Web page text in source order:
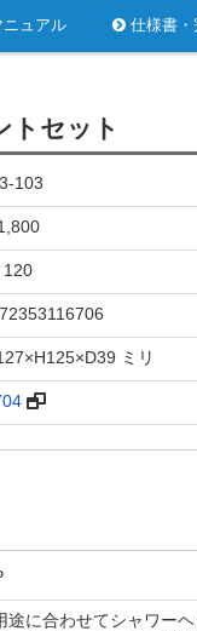
ニュアル 仕様書
トセット
103
120
ミリ
途に合わせてシャワー